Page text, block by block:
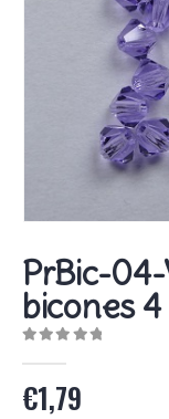
PrBic-
bicones
€1,79